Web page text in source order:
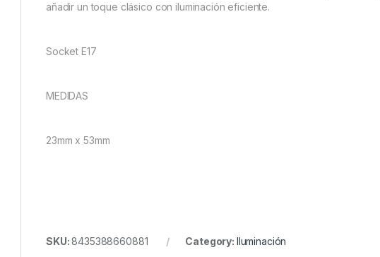
añadir un toque clásico con iluminación eficiente.
Socket E17
MEDIDAS
23mm x 53mm
SKU:8435388660881 Category: Iluminación